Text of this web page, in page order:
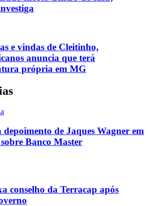
e vindas de Cleitinho,
anuncia que terá
própria em MG
depoimento de Jaques Wagner em
Banco Master
conselho da Terracap após